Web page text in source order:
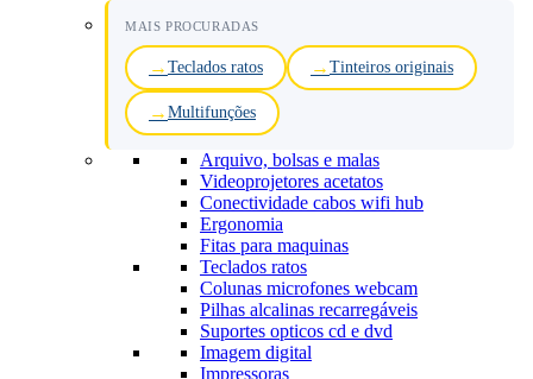
MAIS PROCURADAS
Teclados ratos Tinteiros originais
Multifunções
Arquivo, bolsas e malas
Videoprojetores acetatos
Conectividade cabos wifi hub
Ergonomia
Fitas para maquinas
Teclados ratos
Colunas microfones webcam
Pilhas alcalinas recarregáveis
Suportes opticos cd e dvd
Imagem digital
Impressoras